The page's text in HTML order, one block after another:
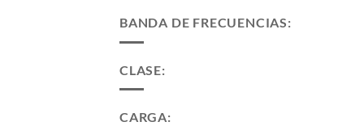
BANDA DE FRECUENCIAS:
CLASE:
CARGA: